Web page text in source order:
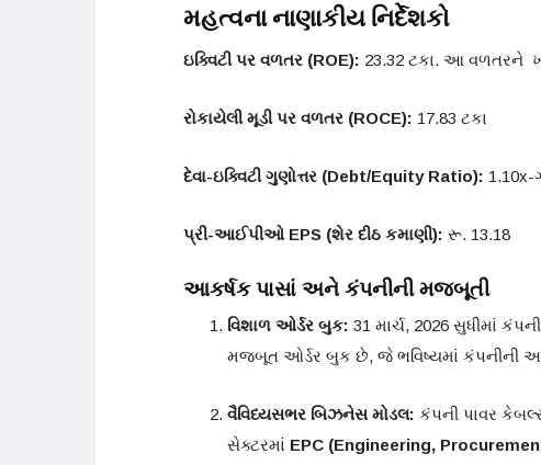
મહત્વના નાણાકીય નિર્દેશકો
ઇક્વિટી પર વળતર (ROE): 23.32 ટકા. આ વળતરને
રોકાયેલી મૂડી પર વળતર (ROCE): 17.83 ટકા
દેવા-ઇક્વિટી ગુણોત્તર (Debt/Equity Ratio): 1.10x-
પ્રી-આઈપીઓ EPS (શેર દીઠ કમાણી): રૂ. 13.18
આકર્ષક પાસાં અને કંપનીની મજબૂતી
વિશાળ ઓર્ડર બુક: 31 માર્ચ, 2026 સુધીમાં
મજબૂત ઓર્ડર બુક છે, જે ભવિષ્યમાં કંપનીની
વૈવિધ્યસભર બિઝનેસ મોડલ: કંપની પાવર
સેક્ટરમાં EPC (Engineering,